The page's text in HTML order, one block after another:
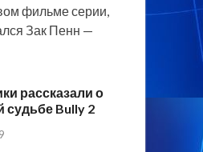
фильме серии,
Зак Пенн —
рассказали о
судьбе Bully 2